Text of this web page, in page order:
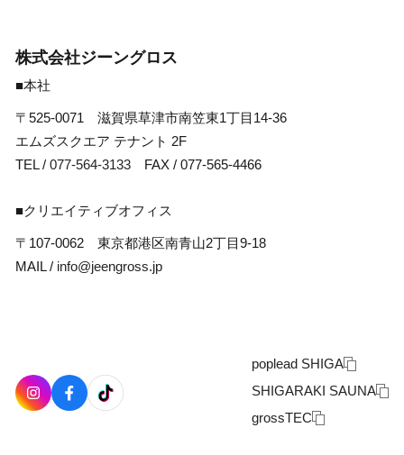
poplead SHIGA
SHIGARAKI SAUNA
grossTEC
株式会社ジーングロス
■本社
〒525-0071 滋賀県草津市南笠東1丁目14-36
エムズスクエア テナント 2F
TEL / 077-564-3133 FAX / 077-565-4466
■クリエイティブオフィス
〒107-0062 東京都港区南青山2丁目9-18
MAIL / info@jeengross.jp